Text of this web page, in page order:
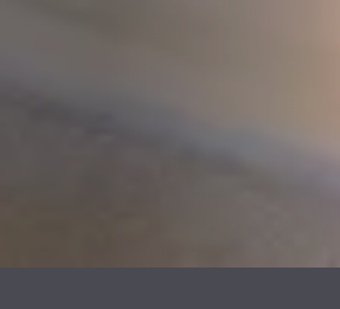
ACCESSOIRES STÛV 21